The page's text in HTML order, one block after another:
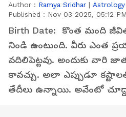
Author : Ramya Sridhar | Astrology
Published : Nov 03 2025, 05:12
Birth Date: కొంత మంది
నిండి ఉంటుంది. వీరు ఎంత
వదిలిపెట్టవు. అందుకు వారి
కావచ్చు. అలా ఎప్పుడూ
తేదీలు ఉన్నాయి. అవేంటో